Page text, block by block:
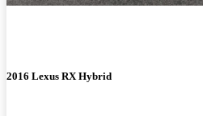
2016 Lexus RX Hybrid